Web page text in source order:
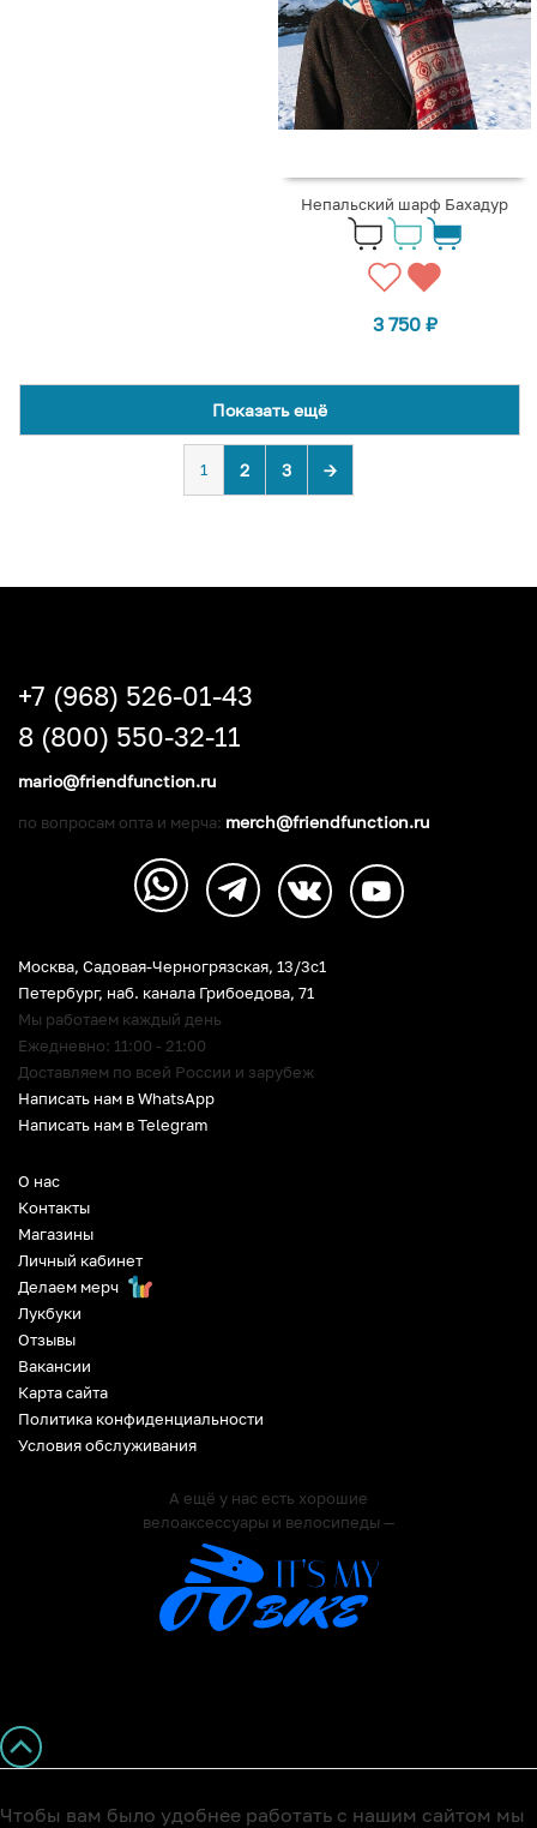
Непальский шарф Бахадур
3 750 ₽
Показать ещё
1 2 3 →
О нас
Контакты
Магазины
Личный кабинет
Делаем мерч
Лукбуки
Отзывы
Вакансии
Карта сайта
Политика конфиденциальности
Условия обслуживания
А ещё у нас есть хорошие
велоаксессуары и велосипеды —
Москва, Садовая-Черногрязская, 13/3c1
Петербург, наб. канала Грибоедова, 71
Мы работаем каждый день
Ежедневно: 11:00 - 21:00
Доставляем по всей России и зарубеж
Написать нам в WhatsApp
Написать нам в Telegram
+7 (968) 526-01-43
8 (800) 550-32-11
mario@friendfunction.ru
по вопросам опта и мерча: merch@friendfunction.ru
Чтобы вам было удобнее работать с нашим сайтом мы